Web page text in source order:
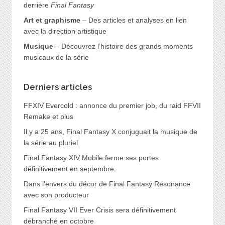
derrière Final Fantasy
Art et graphisme– Des articles et analyses en lien
avec la direction artistique
Musique– Découvrez l’histoire des grands moments
musicaux de la série
Derniers articles
FFXIV Evercold : annonce du premier job, du raid FFVII
Remake et plus
Il y a 25 ans, Final Fantasy X conjuguait la musique de
la série au pluriel
Final Fantasy XIV Mobile ferme ses portes
définitivement en septembre
Dans l’envers du décor de Final Fantasy Resonance
avec son producteur
Final Fantasy VII Ever Crisis sera définitivement
débranché en octobre